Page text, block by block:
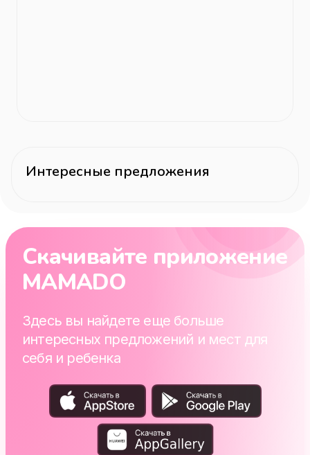
Интересные предложения
Скачивайте приложение
MAMADO
Здесь вы найдете еще больше
интересных предложений и мест для
себя и ребенка